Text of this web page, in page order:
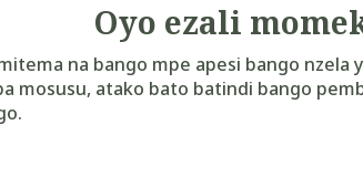
Oyo ezali
na bango mpe apesi bango nzela
mosusu, atako bato batindi bango